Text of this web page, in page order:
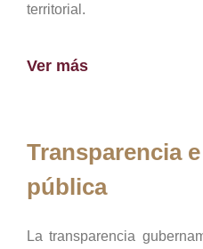
territorial.
Ver más
Transparencia
pública
La transparencia